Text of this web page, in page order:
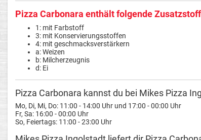
Pizza Carbonara enthält folgende
1: mit Farbstoff
3: mit Konservierungsstoffen
4: mit geschmacksverstärkern
a: Weizen
b: Milcherzeugnis
d: Ei
Pizza Carbonara kannst du bei Mikes Pizza
Mo, Di, Mi, Do: 11:00 - 14:00 Uhr und 17:00 - 00:00 Uhr
Fr, Sa: 16:00 - 00:00 Uhr
So, Feiertags: 11:00 - 23:00 Uhr